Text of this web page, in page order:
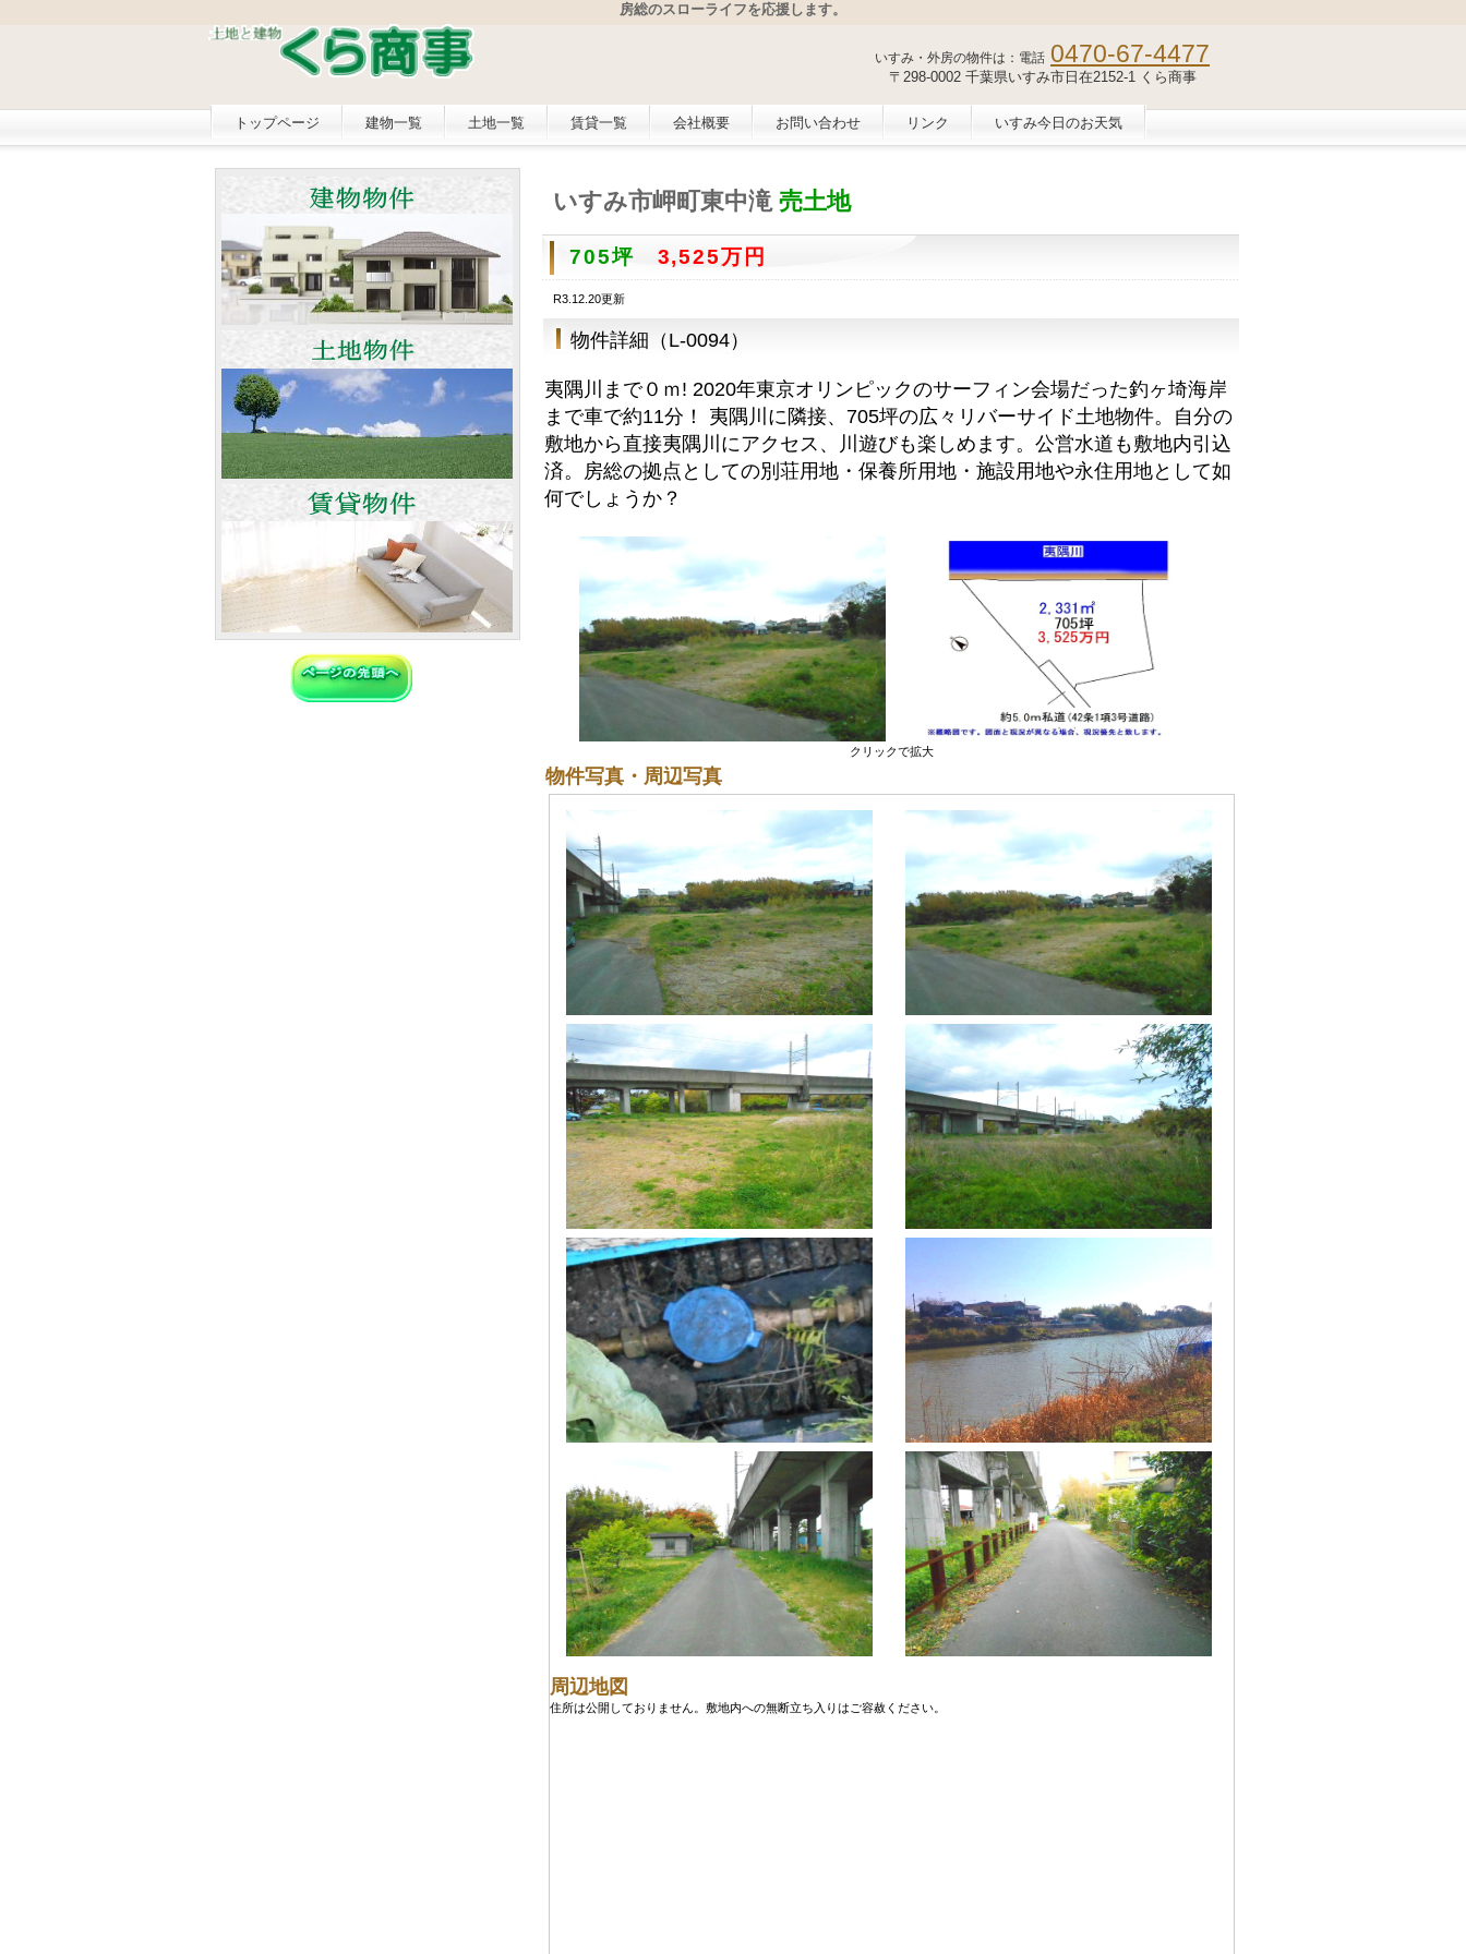
房総のスローライフを応援します。
いすみ・外房の物件は：電話 0470-67-4477
〒298-0002 千葉県いすみ市日在2152-1 くら商事
いすみ市岬町東中滝 売土地
705坪 3,525万円
R3.12.20更新
物件詳細（L-0094）
夷隅川まで０ｍ! 2020年東京オリンピックのサーフィン会場だった釣ヶ埼海岸
まで車で約11分！ 夷隅川に隣接、705坪の広々リバーサイド土地物件。自分の
敷地から直接夷隅川にアクセス、川遊びも楽しめます。公営水道も敷地内引込
済。房総の拠点としての別荘用地・保養所用地・施設用地や永住用地として如
何でしょうか？
クリックで拡大
物件写真・周辺写真
周辺地図
住所は公開しておりません。敷地内への無断立ち入りはご容赦ください。
トップページ 建物一覧 土地一覧 賃貸一覧 会社概要 お問い合わせ リンク いすみ今日のお天気